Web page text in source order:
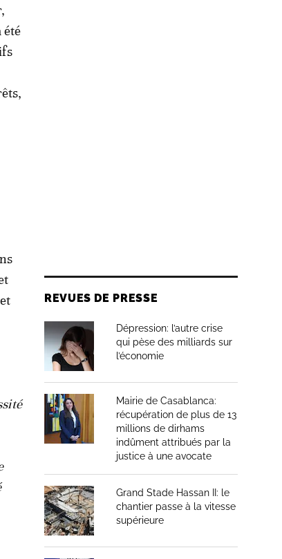
été
REVUES DE PRESSE
Dépression: l’autre crise
qui pèse des milliards sur
l’économie
Mairie de Casablanca:
récupération de plus de 13
millions de dirhams
indûment attribués par la
justice à une avocate
Grand Stade Hassan II: le
chantier passe à la vitesse
supérieure